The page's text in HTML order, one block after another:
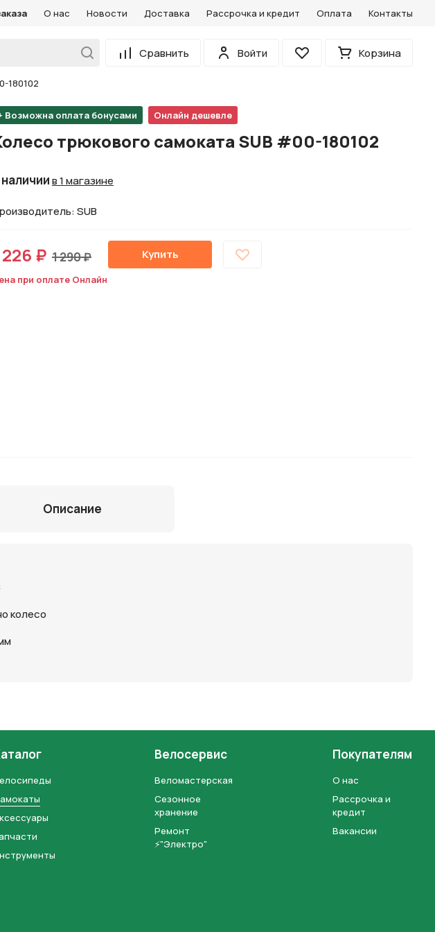
О нас Новости Доставка Рассрочка и кредит Оплата Контакты
Сравнить
Войти
Избранное Корзина
180102
Возможна оплата бонусами Онлайн дешевле
трюкового самоката SUB #00-180102
в 1 магазине
SUB
226 ₽ 1 290 ₽ Купить
при оплате Онлайн
Описание
колесо
Велосервис
Веломастерская
Сезонное
хранение
Ремонт
⚡"Электро"
Покупателям
О нас
Рассрочка и
кредит
Вакансии
конфиденциальности